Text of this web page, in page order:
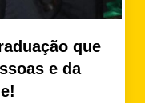
que
e da